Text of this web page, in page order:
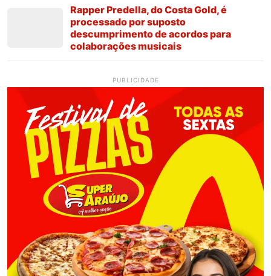
Rapper Predella, do Costa Gold, é
processado por suposto
descumprimento de acordos para
colaborações musicais
PUBLICIDADE